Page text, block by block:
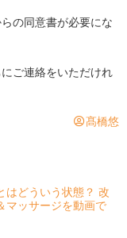
の同意書が必要にな
ご連絡をいただけれ
髙橋悠
はどういう状態？ 改
マッサージを動画で